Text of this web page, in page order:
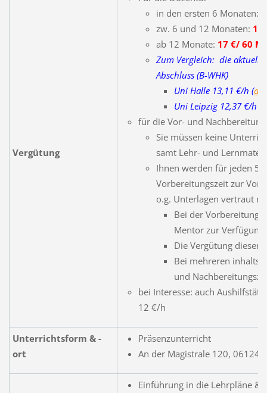
Vergütung
in den ersten 6 Monaten:
zw. 6 und 12 Monaten: 16
ab 12 Monate: 17 €/ 60
Zum Vergleich: die
Abschluss (B-WHK)
Uni Halle 13,11 €/h (ab
Uni Leipzig 12,37 €/h
für die Vor- und
Sie müssen keine
samt Lehr- und
Ihnen werden für jeden
Vorbereitungszeit zur
o.g. Unterlagen vertraut
Bei der Vorbereitung
Mentor zur Verfügung.
Die Vergütung dieser
Bei mehreren
und
bei Interesse: auch
12 €/h
Unterrichtsform & -
ort
Präsenzunterricht
An der Magistrale 120, 06124
Einführung in die Lehrpläne &